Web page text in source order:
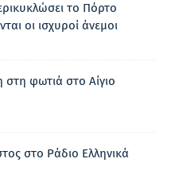
το Πόρτο
οι ισχυροί άνεμοι
φωτιά στο Αίγιο
στο Ράδιο Ελληνικά